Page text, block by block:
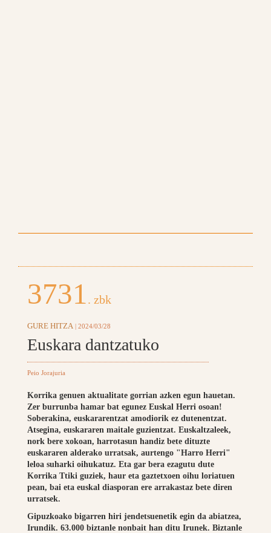
3731. zbk
GURE HITZA | 2024/03/28
Euskara dantzatuko
Peio Jorajuria
Korrika genuen aktualitate gorrian azken egun hauetan.
Zer burrunba hamar bat egunez Euskal Herri osoan!
Soberakina, euskararentzat amodiorik ez dutenentzat.
Atsegina, euskararen maitale guzientzat. Euskaltzaleek,
nork bere xokoan, harrotasun handiz bete dituzte
euskararen alderako urratsak, aurtengo "Harro Herri"
leloa suharki oihukatuz. Eta gar bera ezagutu dute
Korrika Ttiki guziek, haur eta gaztetxoen oihu loriatuen
pean, bai eta euskal diasporan ere arrakastaz bete diren
urratsek.
Gipuzkoako bigarren hiri jendetsuenetik egin da abiatzea,
Irundik. 63.000 biztanle nonbait han ditu Irunek. Biztanle